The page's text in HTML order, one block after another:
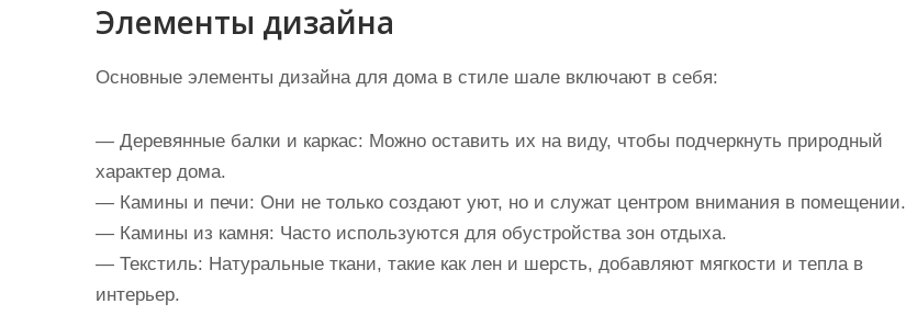
Элементы дизайна
Основные элементы дизайна для дома в стиле шале включают в себя:
— Деревянные балки и каркас: Можно оставить их на виду, чтобы подчеркнуть природный
характер дома.
— Камины и печи: Они не только создают уют, но и служат центром внимания в помещении.
— Камины из камня: Часто используются для обустройства зон отдыха.
— Текстиль: Натуральные ткани, такие как лен и шерсть, добавляют мягкости и тепла в
интерьер.